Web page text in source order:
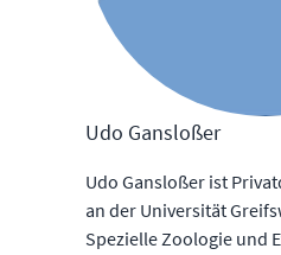
Udo Gansloßer
Udo Gansloßer ist
an der Universität
Spezielle Zoologie und